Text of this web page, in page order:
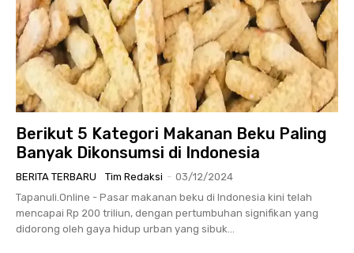
Berikut 5 Kategori Makanan Beku Paling
Banyak Dikonsumsi di Indonesia
BERITA TERBARU Tim Redaksi - 03/12/2024
Tapanuli.Online - Pasar makanan beku di Indonesia kini telah
mencapai Rp 200 triliun, dengan pertumbuhan signifikan yang
didorong oleh gaya hidup urban yang sibuk...